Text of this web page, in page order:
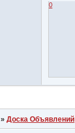
0
»Доска Объявлений